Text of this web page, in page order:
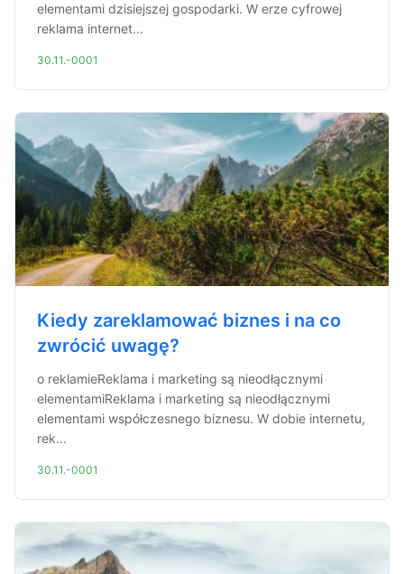
elementami dzisiejszej gospodarki. W erze cyfrowej
reklama internet...
30.11.-0001
Kiedy zareklamować biznes i na co
zwrócić uwagę?
o reklamieReklama i marketing są nieodłącznymi
elementamiReklama i marketing są nieodłącznymi
elementami współczesnego biznesu. W dobie internetu,
rek...
30.11.-0001